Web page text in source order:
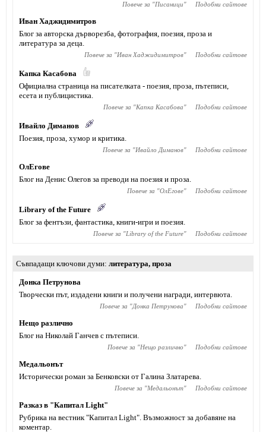
Повече за "Писаници" Подобни сайтове
Иван Хаджидимитров
Блог за авторска дърворезба, фотография, поезия, проза и
литература за деца.
Повече за "Иван Хаджидимитров" Подобни сайтове
Капка Касабова
Официална страница на писателката - поезия, проза, пътеписи,
есета и публицистика.
Повече за "Капка Касабова" Подобни сайтове
Ивайло Диманов
Поезия, проза, хумор и критика.
Повече за "Ивайло Диманов" Подобни сайтове
ОлЕгове
Блог на Денис Олегов за преводи на поезия и проза.
Повече за "ОлЕгове" Подобни сайтове
Library of the Future
Блог за фентъзи, фантастика, книги-игри и поезия.
Повече за "Library of the Future" Подобни сайтове
Съвпадащи ключови думи литература, проза
Донка Петрунова
Творчески път, издадени книги и получени награди, интервюта.
Повече за "Донка Петрунова" Подобни сайтове
Нещо различно
Блог на Николай Ганчев с пътеписи.
Повече за "Нещо различно" Подобни сайтове
Медальонът
Исторически роман за Бенковски от Галина Златарева.
Повече за "Медальонът" Подобни сайтове
Разказ в "Капитал Light"
Рубрика на вестник "Капитал Light". Възможност за добавяне на
коментар.